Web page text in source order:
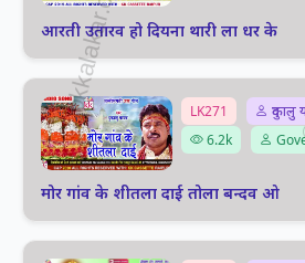
आरती उतारव हो दियना थारी ला धर के
LK271 दुकालु
6.2k
मोर गांव के शीतला दाई तोला बन्दव ओ